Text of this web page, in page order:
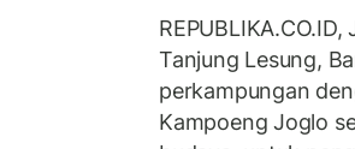
Tanjung Lesung,
perkampungan
Kampoeng Joglo